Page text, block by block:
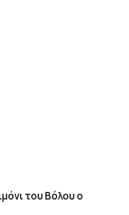
του Βόλου ο